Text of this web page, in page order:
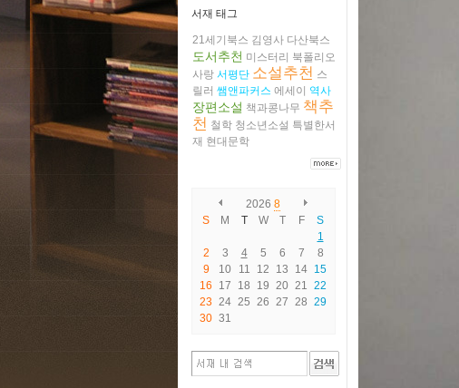
서재 태그
21세기북스 김영사 다산북스
도서추천 미스터리 북폴리오
사랑 서평단 소설추천 스
릴러 쌤앤파커스 에세이 역사
장편소설 책과콩나무 책추
천 철학 청소년소설 특별한서
재 현대문학
2026 8
S
M T W T F
S
1
2
3 4 5 6 7
8
9
10 11 12 13 14 15
16
17 18 19 20 21
22
23 24 25 26 27 28 29
30 31